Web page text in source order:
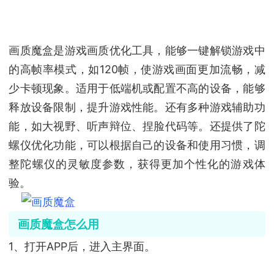
画质魔盒是游戏画质优化工具，能够一键解锁游戏中
的高帧率模式，如120帧，使游戏画面更加流畅，减
少卡顿现象。适用于低端机或配置不高的设备，能够
释放设备限制，提升游戏性能。还有多种游戏辅助功
能，如大视野、听声辩位、捏脸代码等。还提供了陀
螺仪优化功能，可以根据自己的设备和使用习惯，调
整陀螺仪的灵敏度参数，获得更加个性化的游戏体
验。
画质魔盒怎么用
1、打开APP后，进入主界面。